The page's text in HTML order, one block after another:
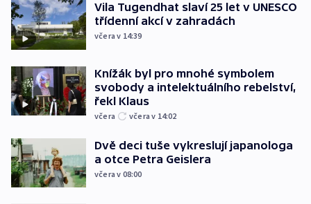
Vila Tugendhat slaví 25 let v UNESCO
třídenní akcí v zahradách
včera v 14:39
Knížák byl pro mnohé symbolem
svobody a intelektuálního rebelství,
řekl Klaus
včera včera v 14:02
Dvě deci tuše vykreslují japanologa
a otce Petra Geislera
včera v 08:00